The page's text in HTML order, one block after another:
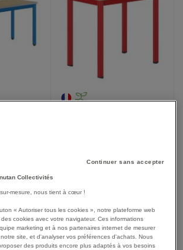
VOIR
152,90 €
AJOUTER
AUX
20modèles VOIR
Continuer sans accepter
Collectivités
mesure, nous tient à cœur !
« Autoriser tous les cookies », notre plateforme web
cookies avec votre navigateur. Ces informations
marketing et à nos partenaires internet de mesurer
site, et d'analyser vos préférences d'achats. Nous
des produits encore plus adaptés à vos besoins